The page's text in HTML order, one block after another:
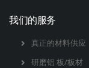
我们的服务
真正的材料供应
研磨铝 板/板材